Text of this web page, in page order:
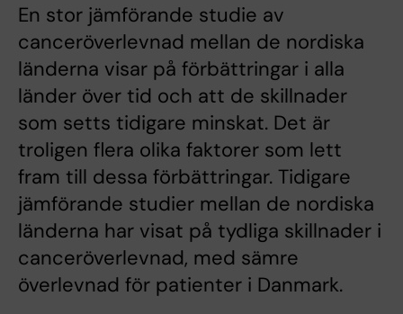
En stor jämförande studie av
canceröverlevnad mellan de nordiska
länderna visar på förbättringar i alla
länder över tid och att de skillnader
som setts tidigare minskat. Det är
troligen flera olika faktorer som lett
fram till dessa förbättringar. Tidigare
jämförande studier mellan de nordiska
länderna har visat på tydliga skillnader i
canceröverlevnad, med sämre
överlevnad för patienter i Danmark.